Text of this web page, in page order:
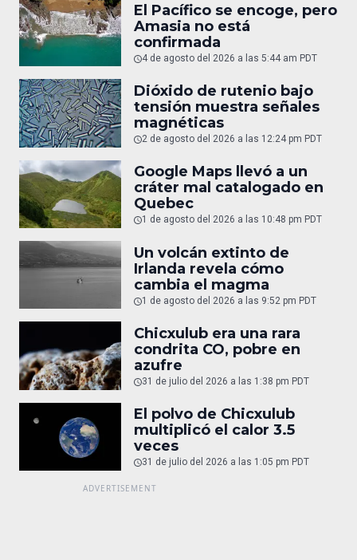
El Pacífico se encoge, pero
Amasia no está
confirmada
4 de agosto del 2026 a las 5:44 am PDT
Dióxido de rutenio bajo
tensión muestra señales
magnéticas
2 de agosto del 2026 a las 12:24 pm PDT
Google Maps llevó a un
cráter mal catalogado en
Quebec
1 de agosto del 2026 a las 10:48 pm PDT
Un volcán extinto de
Irlanda revela cómo
cambia el magma
1 de agosto del 2026 a las 9:52 pm PDT
Chicxulub era una rara
condrita CO, pobre en
azufre
31 de julio del 2026 a las 1:38 pm PDT
El polvo de Chicxulub
multiplicó el calor 3.5
veces
31 de julio del 2026 a las 1:05 pm PDT